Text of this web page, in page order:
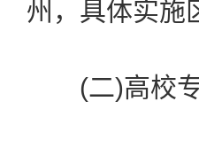
州，具体实施
(二)高校专